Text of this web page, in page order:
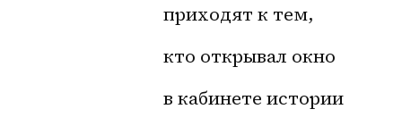
приходят к тем,
кто открывал окно
в кабинете истории